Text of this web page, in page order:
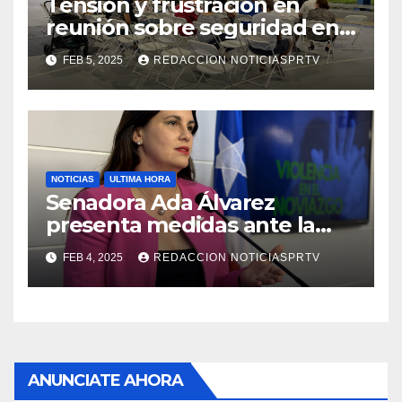
reunión sobre seguridad en
Reparto Metropolitano
FEB 5, 2025 REDACCION NOTICIASPRTV
NOTICIAS ULTIMA HORA
Senadora Ada Álvarez
presenta medidas ante la
violencia en el noviazgo
FEB 4, 2025 REDACCION NOTICIASPRTV
ANUNCIATE AHORA